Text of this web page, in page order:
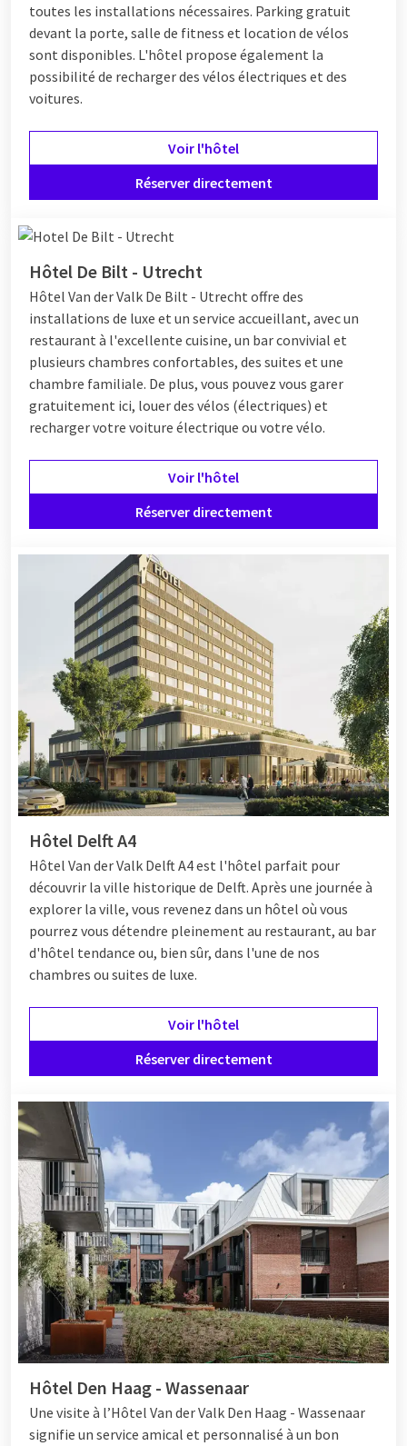
toutes les installations nécessaires. Parking gratuit
devant la porte, salle de fitness et location de vélos
sont disponibles. L'hôtel propose également la
possibilité de recharger des vélos électriques et des
voitures.
Voir l'hôtel
Réserver directement
Hôtel De Bilt - Utrecht
Hôtel Van der Valk De Bilt - Utrecht offre des
installations de luxe et un service accueillant, avec un
restaurant à l'excellente cuisine, un bar convivial et
plusieurs chambres confortables, des suites et une
chambre familiale. De plus, vous pouvez vous garer
gratuitement ici, louer des vélos (électriques) et
recharger votre voiture électrique ou votre vélo.
Voir l'hôtel
Réserver directement
Hôtel Delft A4
Hôtel Van der Valk Delft A4 est l'hôtel parfait pour
découvrir la ville historique de Delft. Après une journée à
explorer la ville, vous revenez dans un hôtel où vous
pourrez vous détendre pleinement au restaurant, au bar
d'hôtel tendance ou, bien sûr, dans l'une de nos
chambres ou suites de luxe.
Voir l'hôtel
Réserver directement
Hôtel Den Haag - Wassenaar
Une visite à l’Hôtel Van der Valk Den Haag - Wassenaar
signifie un service amical et personnalisé à un bon